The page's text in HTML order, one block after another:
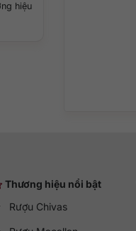
hiệu
Thương hiệu nổi bật
Rượu Chivas